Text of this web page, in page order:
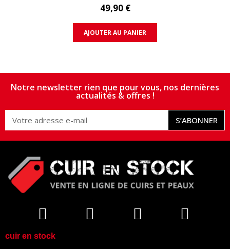
49,90 €
AJOUTER AU PANIER
Notre newsletter rien que pour vous, nos dernières
actualités & offres !
S’ABONNER
cuir en stock